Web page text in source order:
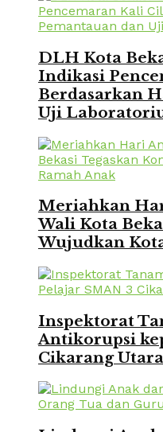
DLH Kota
Indikasi
Berdasarkan
Uji
Meriahkan
Wali Kota
Wujudkan
Inspektorat
Antikorupsi
Cikarang Utara